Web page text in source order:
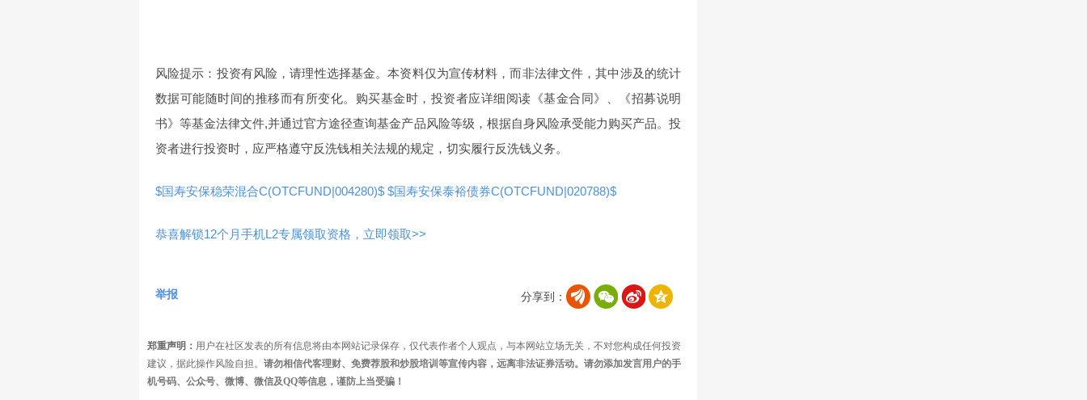
风险提示：投资有风险，请理性选择基金。本资料仅为宣传材料，而非法律文件，其中涉及的统计
数据可能随时间的推移而有所变化。购买基金时，投资者应详细阅读《基金合同》、《招募说明
书》等基金法律文件,并通过官方途径查询基金产品风险等级，根据自身风险承受能力购买产品。投
资者进行投资时，应严格遵守反洗钱相关法规的规定，切实履行反洗钱义务。
$国寿安保稳荣混合C(OTCFUND|004280)$ $国寿安保泰裕债券C(OTCFUND|020788)$
恭喜解锁12个月手机L2专属领取资格，立即领取>>
分享到：
举报
郑重声明： 用户在社区发表的所有信息将由本网站记录保存，仅代表作者个人观点，与本网站立场无关，不对您构成任何投资
建议，据此操作风险自担。 请勿相信代客理财、免费荐股和炒股培训等宣传内容，远离非法证券活动。请勿添加发言用户的手
机号码、公众号、微博、微信及QQ等信息，谨防上当受骗！